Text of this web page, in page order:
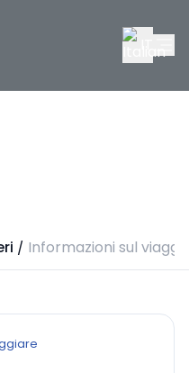
/ Informazioni sul